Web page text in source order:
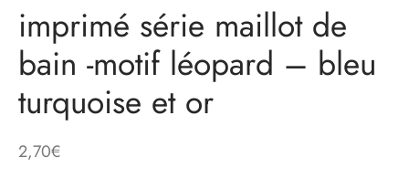
imprimé série maillot de
bain -motif léopard – bleu
turquoise et or
2,70€